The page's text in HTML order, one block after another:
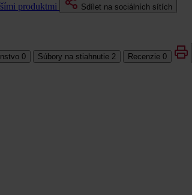
produktmi Sdílet na sociálních sítích
0 Súbory na stiahnutie 2 Recenzie 0